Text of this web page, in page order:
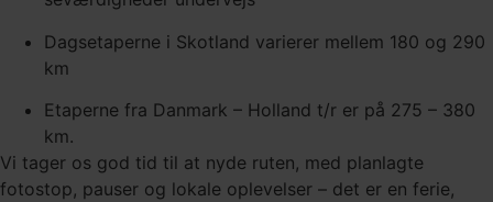
Dagsetaperne i Skotland varierer mellem 180 og 290
km
Etaperne fra Danmark – Holland t/r er på 275 – 380
km.
Vi tager os god tid til at nyde ruten, med planlagte
fotostop, pauser og lokale oplevelser – det er en ferie,